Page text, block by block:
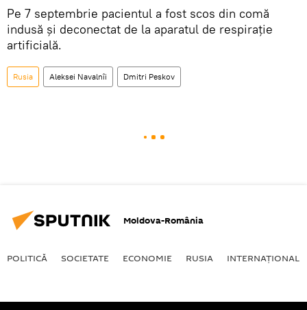
Pe 7 septembrie pacientul a fost scos din comă
indusă și deconectat de la aparatul de respirație
artificială.
Rusia Aleksei Navalnîi Dmitri Peskov
Moldova-România
POLITICĂ SOCIETATE ECONOMIE RUSIA INTERNAŢIONAL